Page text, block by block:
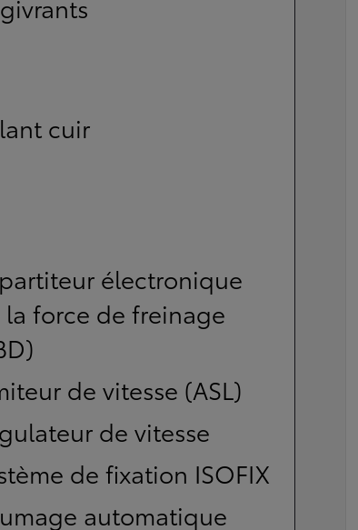
cuir
électronique
la force de freinage
de vitesse (ASL)
de vitesse
de fixation ISOFIX
automatique